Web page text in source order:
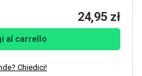
24,95 zł
al carrello
Chiedici!